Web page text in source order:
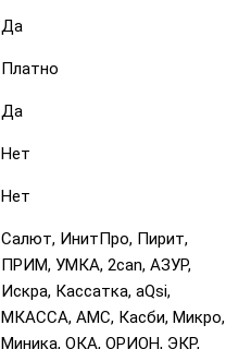
Да
Платно
Да
Нет
Нет
Салют, ИнитПро, Пирит,
ПРИМ, УМКА, 2can, АЗУР,
Искра, Кассатка, aQsi,
МКАССА, АМС, Касби, Микро,
Миника, ОКА, ОРИОН, ЭКР,